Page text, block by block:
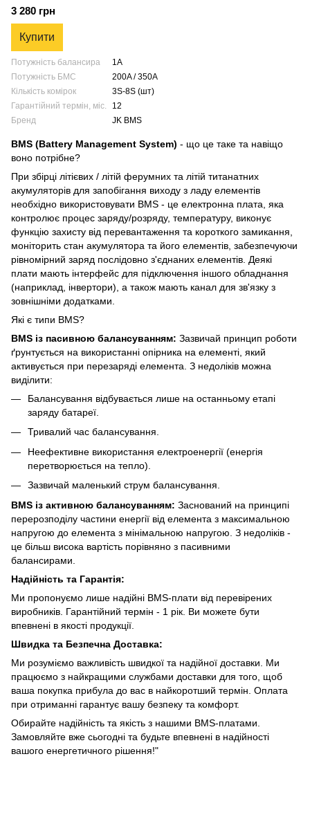
3 280 грн
Купити
Потужність балансира
1A
Потужність БМС
200A / 350A
Кількість комірок
3S-8S (шт)
Гарантійний термін, міс.
12
Бренд
JK BMS
BMS (Battery Management System) - що це таке та навіщо
воно потрібне?
При збірці літієвих / літій ферумних та літій титанатних
акумуляторів для запобігання виходу з ладу елементів
необхідно використовувати BMS - це електронна плата, яка
контролює процес заряду/розряду, температуру, виконує
функцію захисту від перевантаження та короткого замикання,
моніторить стан акумулятора та його елементів, забезпечуючи
рівномірний заряд послідовно з'єднаних елементів. Деякі
плати мають інтерфейс для підключення іншого обладнання
(наприклад, інвертори), а також мають канал для зв'язку з
зовнішніми додатками.
Які є типи BMS?
BMS із пасивною балансуванням: Зазвичай принцип роботи
ґрунтується на використанні опірника на елементі, який
активується при перезаряді елемента. З недоліків можна
виділити:
Балансування відбувається лише на останньому етапі
заряду батареї.
Тривалий час балансування.
Неефективне використання електроенергії (енергія
перетворюється на тепло).
Зазвичай маленький струм балансування.
BMS із активною балансуванням: Заснований на принципі
перерозподілу частини енергії від елемента з максимальною
напругою до елемента з мінімальною напругою. З недоліків -
це більш висока вартість порівняно з пасивними
балансирами.
Надійність та Гарантія:
Ми пропонуємо лише надійні BMS-плати від перевірених
виробників. Гарантійний термін - 1 рік. Ви можете бути
впевнені в якості продукції.
Швидка та Безпечна Доставка:
Ми розуміємо важливість швидкої та надійної доставки. Ми
працюємо з найкращими службами доставки для того, щоб
ваша покупка прибула до вас в найкоротший термін. Оплата
при отриманні гарантує вашу безпеку та комфорт.
Обирайте надійність та якість з нашими BMS-платами.
Замовляйте вже сьогодні та будьте впевнені в надійності
вашого енергетичного рішення!"